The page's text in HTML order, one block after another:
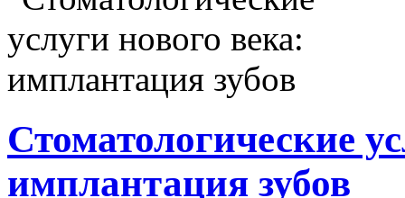
Стоматологические
имплантация зубов